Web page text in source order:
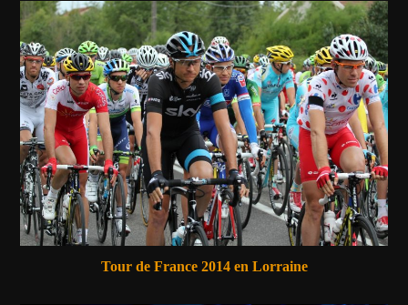
Tour de France 2014 en Lorraine